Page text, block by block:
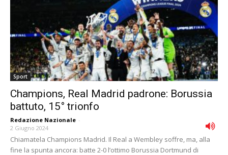
Sport
Champions, Real Madrid padrone: Borussia
battuto, 15° trionfo
Redazione Nazionale -
2 Giugno 2024
Chiamatela Champions Madrid. Il Real a Wembley soffre, ma, alla
fine la spunta ancora: batte 2-0 l’ottimo Borussia Dortmund di